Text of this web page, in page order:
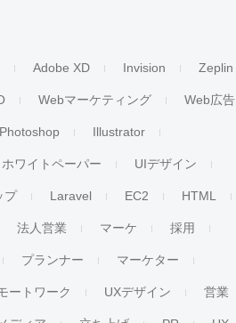
Adobe XD Invision Zeplin
Webマーケティング Web広告
Photoshop Illustrator
ホワイトペーパー UIデザイン
プ Laravel EC2 HTML
法人営業 マーケ 採用
プランナー マーケター
ートワーク UXデザイン 営業